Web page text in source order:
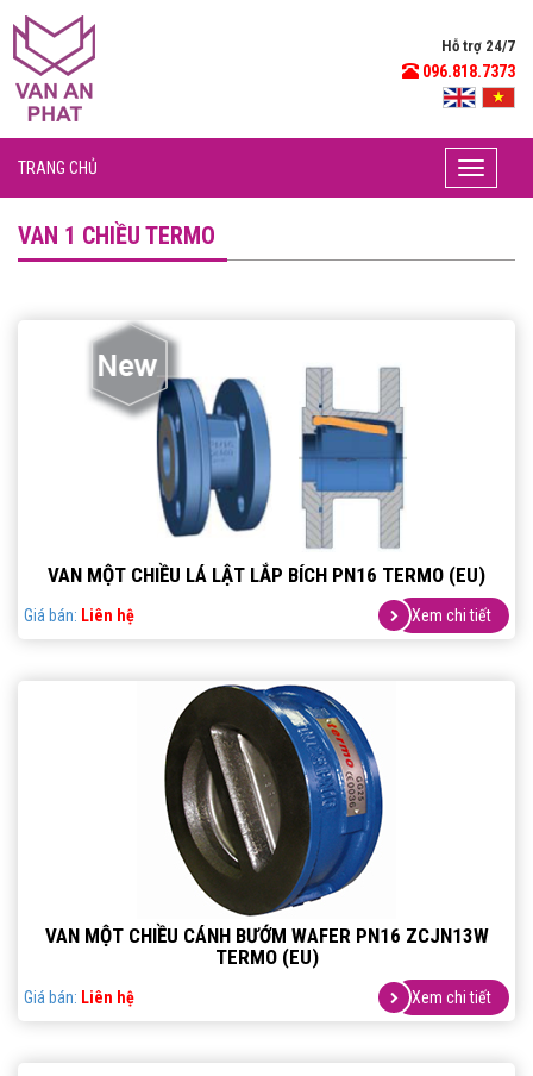
Hỗ trợ 24/7
096.818.7373
Toggle
TRANG CHỦ
VAN 1 CHIỀU TERMO
VAN MỘT CHIỀU LÁ LẬT LẮP BÍCH PN16 TERMO (EU)
Giá bán: Liên hệ Xem chi tiết
VAN MỘT CHIỀU CÁNH BƯỚM WAFER PN16 ZCJN13W
TERMO (EU)
Giá bán: Liên hệ Xem chi tiết